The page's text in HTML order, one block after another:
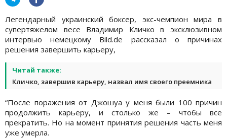
Легендарный украинский боксер, экс-чемпион мира в
супертяжелом весе Владимир Кличко в эксклюзивном
интервью немецкому Bild.de рассказал о причинах
решения завершить карьеру,
Читай также:
Кличко, завершив карьеру, назвал имя своего преемника
“После поражения от Джошуа у меня были 100 причин
продолжить карьеру, и столько же – чтобы все
прекратить. Но на момент принятия решения часть меня
уже умерла.